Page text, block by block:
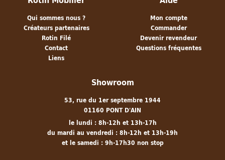
Qui sommes nous ?
Créateurs partenaires
Rotin Filé
Contact
Liens
Mon compte
Commander
Devenir revendeur
Questions fréquentes
Showroom
53, rue du 1er septembre 1944
01160 PONT D'AIN
le lundi : 8h-12h et 13h-17h
du mardi au vendredi : 8h-12h et 13h-19h
et le samedi : 9h-17h30 non stop